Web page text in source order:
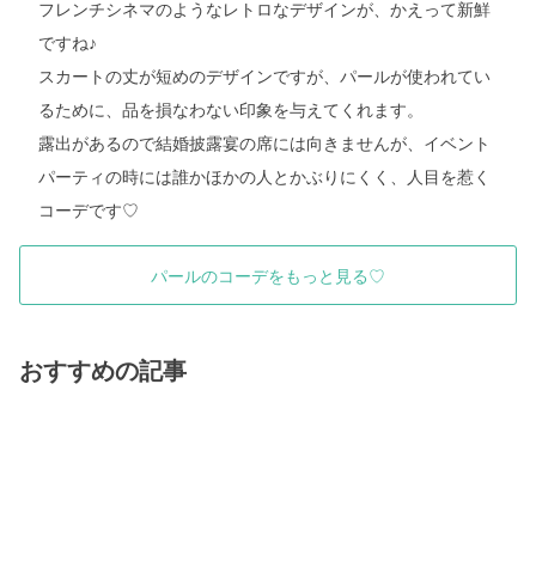
フレンチシネマのようなレトロなデザインが、かえって新鮮
ですね♪
スカートの丈が短めのデザインですが、パールが使われてい
るために、品を損なわない印象を与えてくれます。
露出があるので結婚披露宴の席には向きませんが、イベント
パーティの時には誰かほかの人とかぶりにくく、人目を惹く
コーデです♡
パールのコーデをもっと見る♡
おすすめの記事